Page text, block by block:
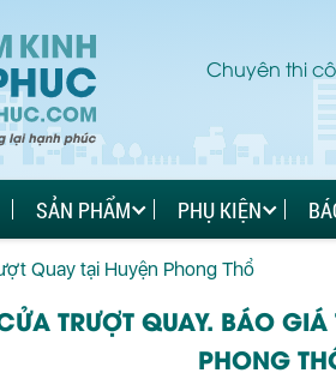
Chuyên thi
SẢN PHẨM PHỤ KIỆN
Quay tại Huyện Phong Thổ
TRƯỢT QUAY. BÁO
PHONG